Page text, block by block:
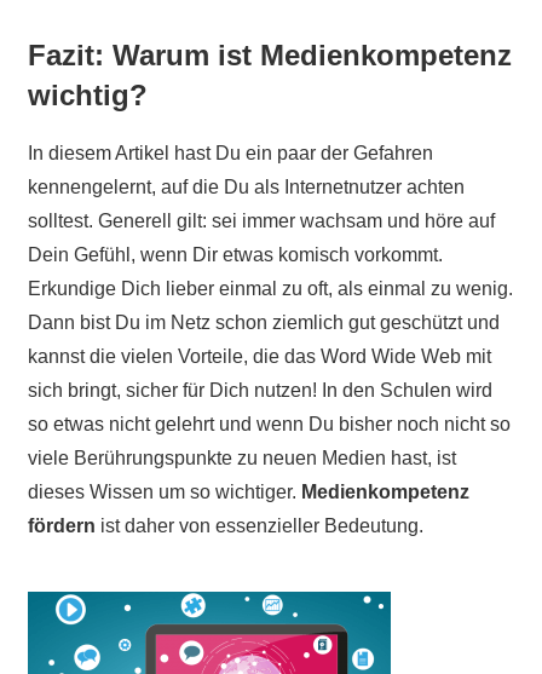
Fazit: Warum ist Medienkompetenz
wichtig?
In diesem Artikel hast Du ein paar der Gefahren
kennengelernt, auf die Du als Internetnutzer achten
solltest. Generell gilt: sei immer wachsam und höre auf
Dein Gefühl, wenn Dir etwas komisch vorkommt.
Erkundige Dich lieber einmal zu oft, als einmal zu wenig.
Dann bist Du im Netz schon ziemlich gut geschützt und
kannst die vielen Vorteile, die das Word Wide Web mit
sich bringt, sicher für Dich nutzen! In den Schulen wird
so etwas nicht gelehrt und wenn Du bisher noch nicht so
viele Berührungspunkte zu neuen Medien hast, ist
dieses Wissen um so wichtiger. Medienkompetenz
fördern ist daher von essenzieller Bedeutung.